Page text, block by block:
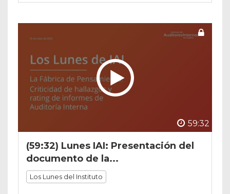
59:32
(59:32) Lunes IAI: Presentación del
documento de la...
Los Lunes del Instituto